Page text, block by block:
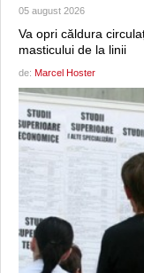
05 august 2026
Va opri căldura
masticului de la linii
de: Marcel Hoster